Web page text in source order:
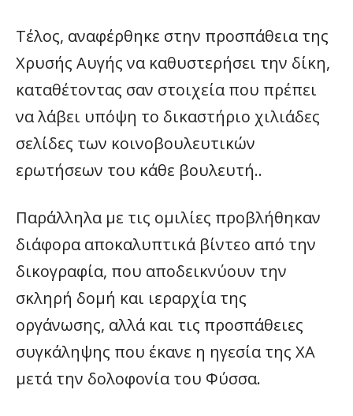
Τέλος, αναφέρθηκε στην προσπάθεια της
Χρυσής Αυγής να καθυστερήσει την δίκη,
καταθέτοντας σαν στοιχεία που πρέπει
να λάβει υπόψη το δικαστήριο χιλιάδες
σελίδες των κοινοβουλευτικών
ερωτήσεων του κάθε βουλευτή..
Παράλληλα με τις ομιλίες προβλήθηκαν
διάφορα αποκαλυπτικά βίντεο από την
δικογραφία, που αποδεικνύουν την
σκληρή δομή και ιεραρχία της
οργάνωσης, αλλά και τις προσπάθειες
συγκάληψης που έκανε η ηγεσία της ΧΑ
μετά την δολοφονία του Φύσσα.